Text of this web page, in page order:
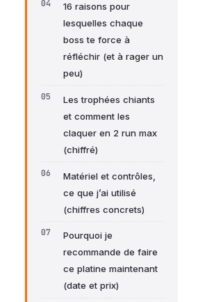
16 raisons pour
lesquelles chaque
boss te force à
réfléchir (et à rager un
peu)
Les trophées chiants
et comment les
claquer en 2 run max
(chiffré)
Matériel et contrôles,
ce que j’ai utilisé
(chiffres concrets)
Pourquoi je
recommande de faire
ce platine maintenant
(date et prix)